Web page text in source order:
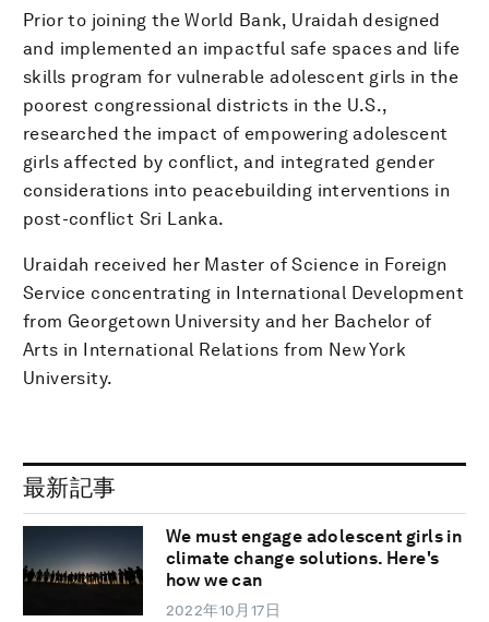
Prior to joining the World Bank, Uraidah designed
and implemented an impactful safe spaces and life
skills program for vulnerable adolescent girls in the
poorest congressional districts in the U.S.,
researched the impact of empowering adolescent
girls affected by conflict, and integrated gender
considerations into peacebuilding interventions in
post-conflict Sri Lanka.
Uraidah received her Master of Science in Foreign
Service concentrating in International Development
from Georgetown University and her Bachelor of
Arts in International Relations from New York
University.
最新記事
We must engage adolescent girls in
climate change solutions. Here's
how we can
2022年10月17日